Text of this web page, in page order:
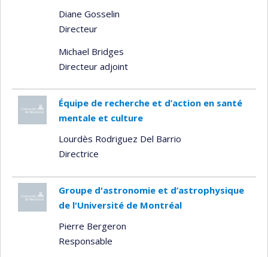
Diane Gosselin
Directeur
Michael Bridges
Directeur adjoint
Équipe de recherche et d’action en santé
mentale et culture
Lourdès Rodriguez Del Barrio
Directrice
Groupe d'astronomie et d’astrophysique
de l'Université de Montréal
Pierre Bergeron
Responsable